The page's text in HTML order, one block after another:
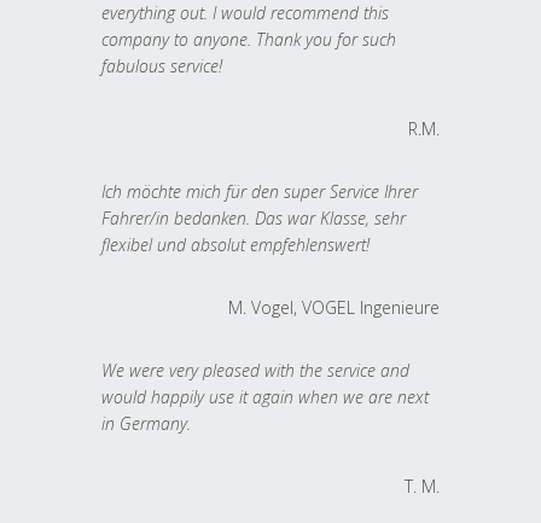
everything out. I would recommend this
company to anyone. Thank you for such
fabulous service!
R.M.
Ich möchte mich für den super Service Ihrer
Fahrer/in bedanken. Das war Klasse, sehr
flexibel und absolut empfehlenswert!
M. Vogel, VOGEL Ingenieure
We were very pleased with the service and
would happily use it again when we are next
in Germany.
T. M.